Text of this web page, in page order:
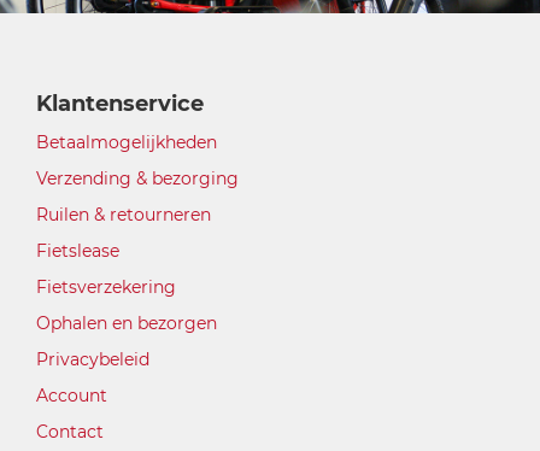
Klantenservice
Betaalmogelijkheden
Verzending & bezorging
Ruilen & retourneren
Fietslease
Fietsverzekering
Ophalen en bezorgen
Privacybeleid
Account
Contact